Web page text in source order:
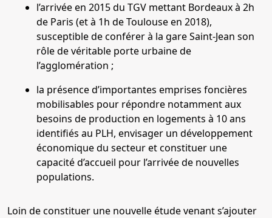
l’arrivée en 2015 du TGV mettant Bordeaux à 2h
de Paris (et à 1h de Toulouse en 2018),
susceptible de conférer à la gare Saint-Jean son
rôle de véritable porte urbaine de
l’agglomération ;
la présence d’importantes emprises foncières
mobilisables pour répondre notamment aux
besoins de production en logements à 10 ans
identifiés au PLH, envisager un développement
économique du secteur et constituer une
capacité d’accueil pour l’arrivée de nouvelles
populations.
Loin de constituer une nouvelle étude venant s’ajouter